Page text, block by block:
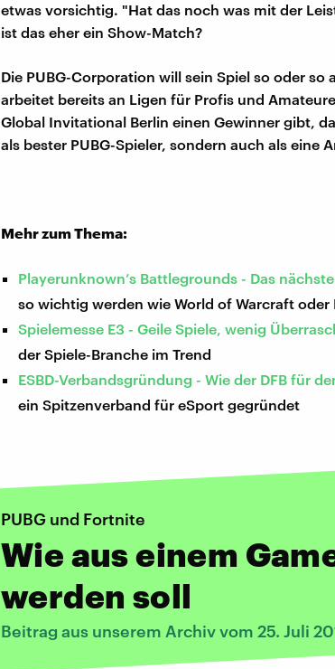
etwas vorsichtig. "Hat das noch was mit der
ist das eher ein Show-Match?
Die PUBG-Corporation will sein Spiel so oder so
arbeitet bereits an Ligen für Profis und
Global Invitational Berlin einen Gewinner gibt,
als bester PUBG-Spieler, sondern auch als eine
Mehr zum Thema:
Playerunknown’s Battlegrounds - Das
so wichtig werden wie World of Warcraft oder
Spielemesse E3 - Geile Spiele, wenig
der Spiele-Branche im Trend
ESBD-Verbandsgründung - Wie der DFB für
ein Spitzenverband für eSport gegründet
PUBG und Fortnite
Wie aus einem
werden soll
Beitrag aus unserem Archiv vom 25. Juli